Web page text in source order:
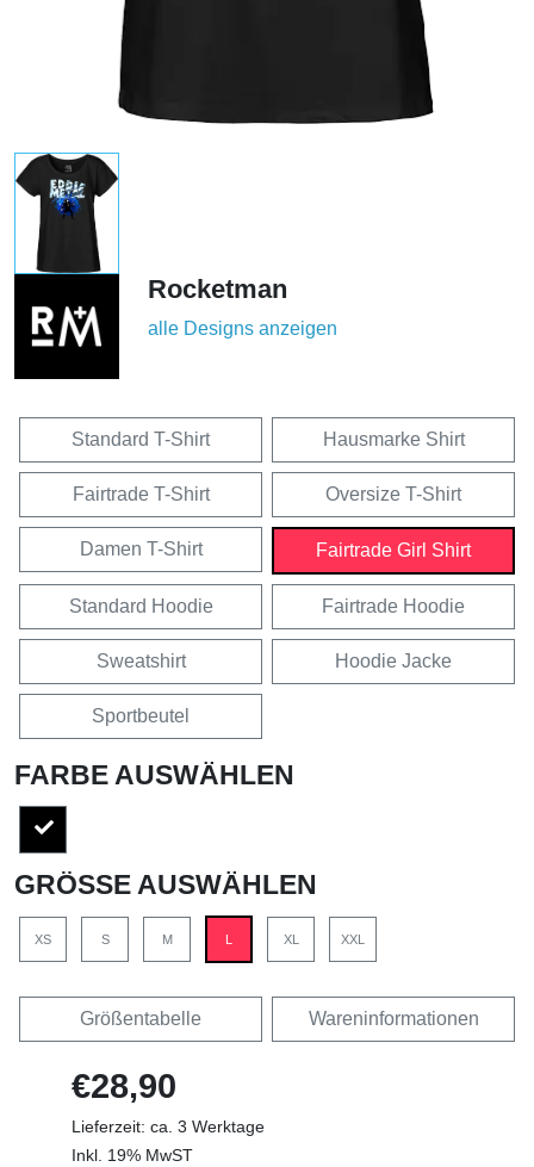
Rocketman
alle Designs anzeigen
Standard T-Shirt Hausmarke Shirt
Fairtrade T-Shirt Oversize T-Shirt
Damen T-Shirt Fairtrade Girl Shirt
Standard Hoodie Fairtrade Hoodie
Sweatshirt Hoodie Jacke
Sportbeutel
FARBE AUSWÄHLEN
GRÖSSE AUSWÄHLEN
XS S M L XL XXL
Größentabelle Wareninformationen
€28,90
Lieferzeit: ca. 3 Werktage
Inkl. 19% MwST